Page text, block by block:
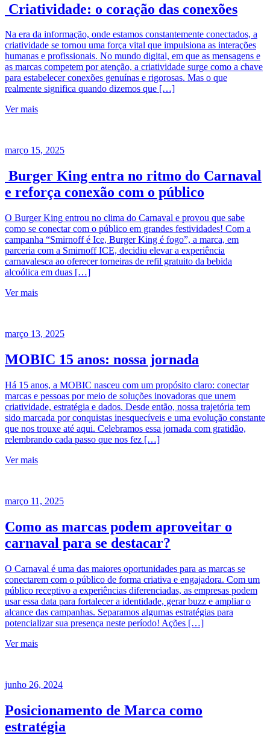
Criatividade: o coração das conexões
Na era da informação, onde estamos constantemente conectados, a
criatividade se tornou uma força vital que impulsiona as interações
humanas e profissionais. No mundo digital, em que as mensagens e
as marcas competem por atenção, a criatividade surge como a chave
para estabelecer conexões genuínas e rigorosas. Mas o que
realmente significa quando dizemos que […]
Ver mais
março 15, 2025
Burger King entra no ritmo do Carnaval
e reforça conexão com o público
O Burger King entrou no clima do Carnaval e provou que sabe
como se conectar com o público em grandes festividades! Com a
campanha “Smirnoff é Ice, Burger King é fogo”, a marca, em
parceria com a Smirnoff ICE, decidiu elevar a experiência
carnavalesca ao oferecer torneiras de refil gratuito da bebida
alcoólica em duas […]
Ver mais
março 13, 2025
MOBIC 15 anos: nossa jornada
Há 15 anos, a MOBIC nasceu com um propósito claro: conectar
marcas e pessoas por meio de soluções inovadoras que unem
criatividade, estratégia e dados. Desde então, nossa trajetória tem
sido marcada por conquistas inesquecíveis e uma evolução constante
que nos trouxe até aqui. Celebramos essa jornada com gratidão,
relembrando cada passo que nos fez […]
Ver mais
março 11, 2025
Como as marcas podem aproveitar o
carnaval para se destacar?
O Carnaval é uma das maiores oportunidades para as marcas se
conectarem com o público de forma criativa e engajadora. Com um
público receptivo a experiências diferenciadas, as empresas podem
usar essa data para fortalecer a identidade, gerar buzz e ampliar o
alcance das campanhas. Separamos algumas estratégias para
potencializar sua presença neste período! Ações […]
Ver mais
junho 26, 2024
Posicionamento de Marca como
estratégia